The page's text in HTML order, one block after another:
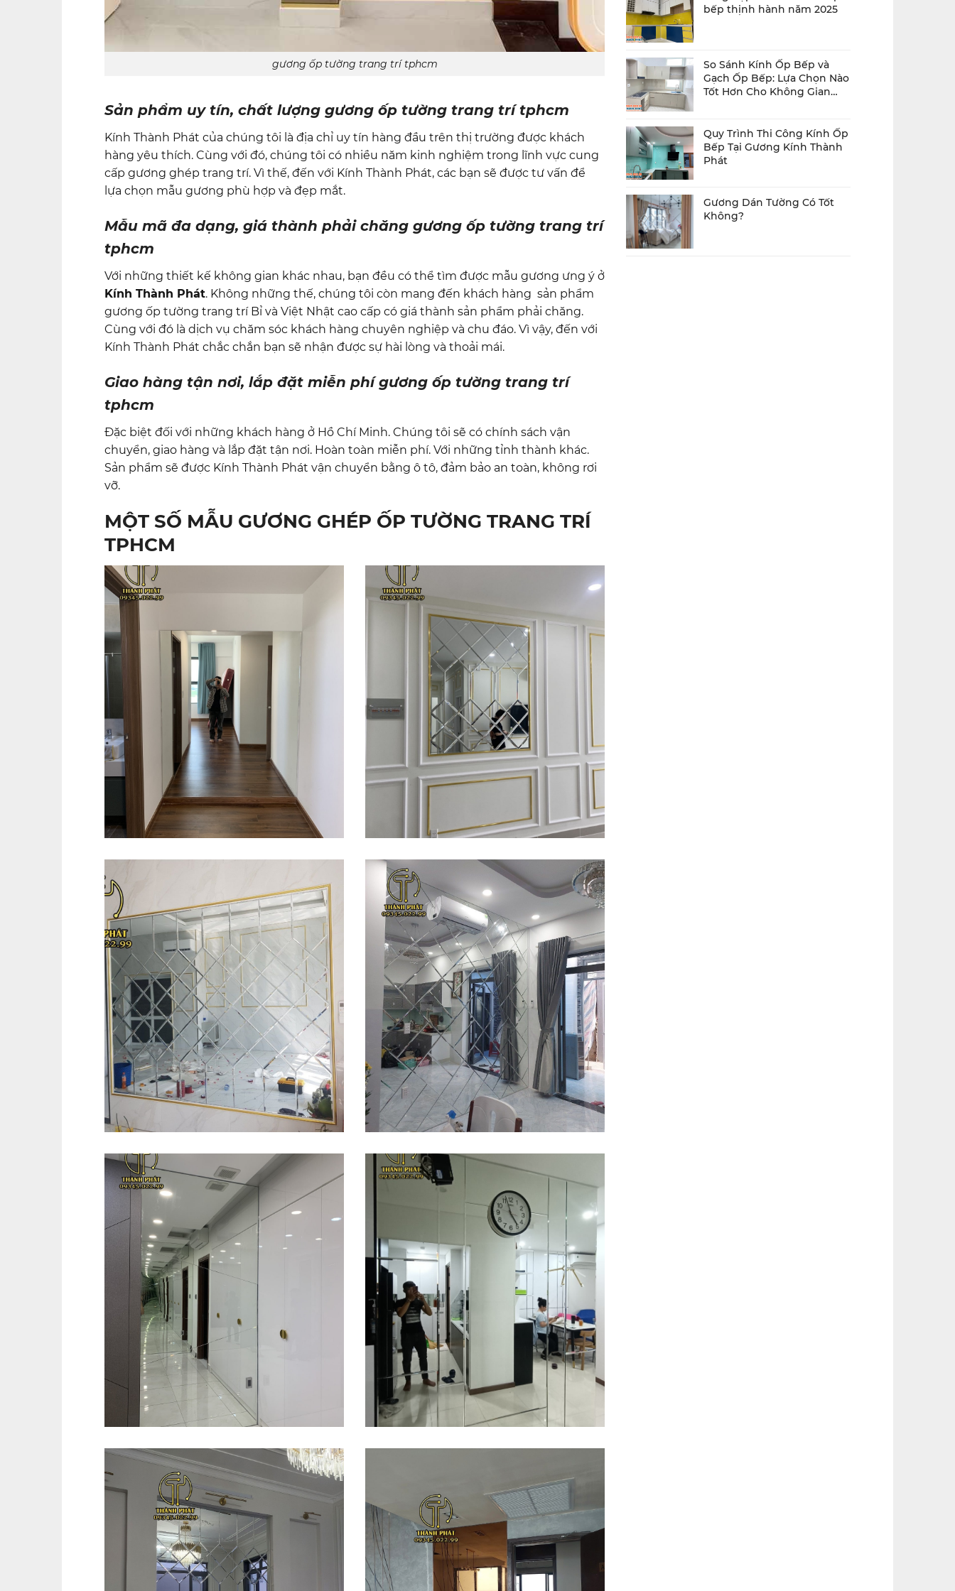
gương ốp tường trang trí tphcm
Sản phẩm uy tín, chất lượng gương ốp tường trang trí tphcm
Kính Thành Phát của chúng tôi là địa chỉ uy tín hàng đầu trên thị trường được khách
hàng yêu thích. Cùng với đó, chúng tôi có nhiều năm kinh nghiệm trong lĩnh vực cung
cấp gương ghép trang trí. Vì thế, đến với Kính Thành Phát, các bạn sẽ được tư vấn để
lựa chọn mẫu gương phù hợp và đẹp mắt.
Mẫu mã đa dạng, giá thành phải chăng gương ốp tường trang trí
tphcm
Với những thiết kế không gian khác nhau, bạn đều có thể tìm được mẫu gương ưng ý ở
Kính Thành Phát. Không những thế, chúng tôi còn mang đến khách hàng sản phẩm
gương ốp tường trang trí Bỉ và Việt Nhật cao cấp có giá thành sản phẩm phải chăng.
Cùng với đó là dịch vụ chăm sóc khách hàng chuyên nghiệp và chu đáo. Vì vậy, đến với
Kính Thành Phát chắc chắn bạn sẽ nhận được sự hài lòng và thoải mái.
Giao hàng tận nơi, lắp đặt miễn phí gương ốp tường trang trí
tphcm
Đặc biệt đối với những khách hàng ở Hồ Chí Minh. Chúng tôi sẽ có chính sách vận
chuyển, giao hàng và lắp đặt tận nơi. Hoàn toàn miễn phí. Với những tỉnh thành khác.
Sản phẩm sẽ được Kính Thành Phát vận chuyển bằng ô tô, đảm bảo an toàn, không rơi
vỡ.
MỘT SỐ MẪU GƯƠNG GHÉP ỐP TƯỜNG TRANG TRÍ
TPHCM
bếp thịnh hành năm 2025
So Sánh Kính Ốp Bếp và
Gạch Ốp Bếp: Lựa Chọn Nào
Tốt Hơn Cho Không Gian
Quy Trình Thi Công Kính Ốp
Bếp Tại Gương Kính Thành
Phát
Gương Dán Tường Có Tốt
Không?